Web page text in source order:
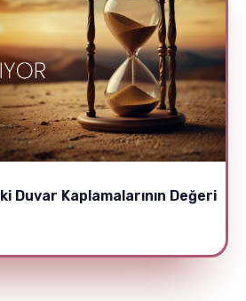
Duvar Kaplamalarının Değeri